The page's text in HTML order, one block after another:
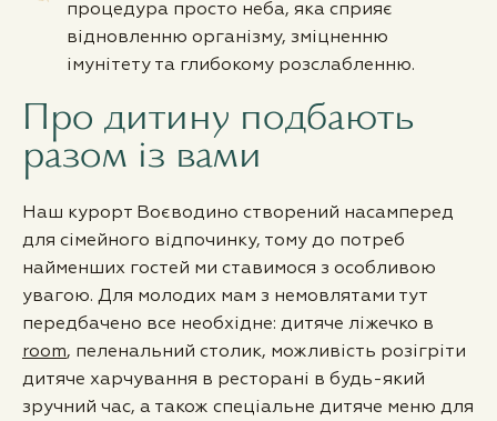
процедура просто неба, яка сприяє
відновленню організму, зміцненню
імунітету та глибокому розслабленню.
Про дитину подбають
разом із вами
Наш курорт Воєводино створений насамперед
для сімейного відпочинку, тому до потреб
найменших гостей ми ставимося з особливою
увагою. Для молодих мам з немовлятами тут
передбачено все необхідне: дитяче ліжечко в
room, пеленальний столик, можливість розігріти
дитяче харчування в ресторані в будь-який
зручний час, а також спеціальне дитяче меню для